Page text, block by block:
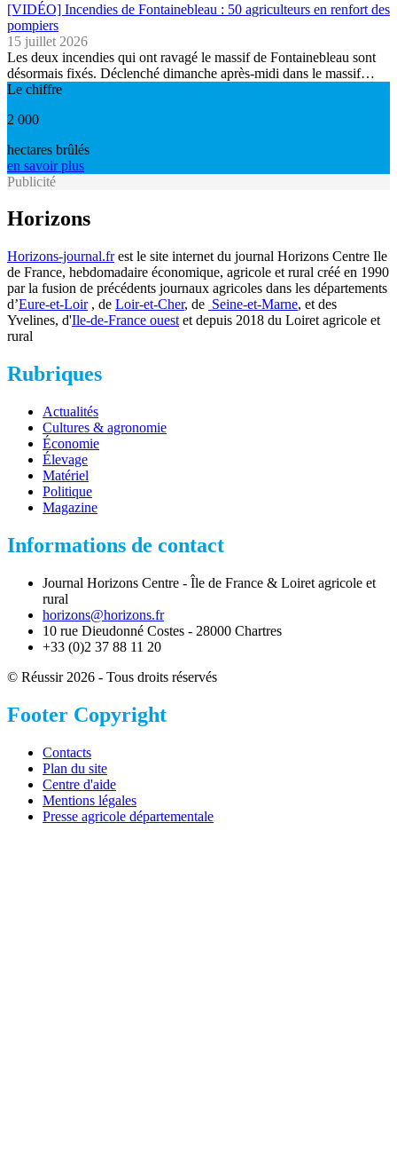
[VIDÉO] Incendies de Fontainebleau : 50 agriculteurs en renfort des
pompiers
15 juillet 2026
Les deux incendies qui ont ravagé le massif de Fontainebleau sont
désormais fixés. Déclenché dimanche après-midi dans le massif…
Le chiffre
2 000
hectares brûlés
en savoir plus
Publicité
Horizons
Horizons-journal.frest le site internet du journal Horizons Centre Ile
de France, hebdomadaire économique, agricole et rural créé en 1990
par la fusion de précédents journaux agricoles dans les départements
d’Eure-et-Loir, de Loir-et-Cher, de Seine-et-Marne, et des
Yvelines, d'Ile-de-France ouest et depuis 2018 du Loiret agricole et
rural
Rubriques
Actualités
Cultures & agronomie
Économie
Élevage
Matériel
Politique
Magazine
Informations de contact
Journal Horizons Centre - Île de France & Loiret agricole et
rural
horizons@horizons.fr
10 rue Dieudonné Costes - 28000 Chartres
+33 (0)2 37 88 11 20
© Réussir 2026 - Tous droits réservés
Footer Copyright
Contacts
Plan du site
Centre d'aide
Mentions légales
Presse agricole départementale